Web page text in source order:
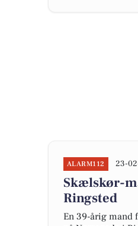
ALARM112 23-
Skælskør-
Ringsted
En 39-årig mand